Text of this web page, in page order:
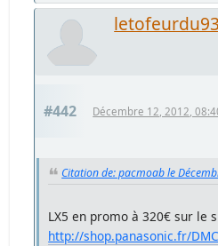
letofeurdu93
#442 Décembre 12, 2012,
Citation de: pacmoab le
LX5 en promo à 320€ sur le
http://shop.panasonic.fr/